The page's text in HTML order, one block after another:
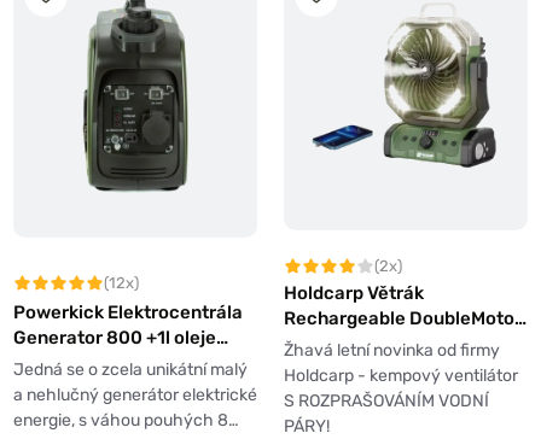
(12x)
Powerkick Elektrocentrála
Generator 800 +1l oleje
Zdarma!
Jedná se o zcela unikátní malý
a nehlučný generátor elektrické
energie, s váhou pouhých 8…
(2x)
Holdcarp Větrák
Rechargeable DoubleMotor
WaterSpray Fan
Žhavá letní novinka od firmy
Holdcarp - kempový ventilátor
S ROZPRAŠOVÁNÍM VODNÍ
PÁRY!